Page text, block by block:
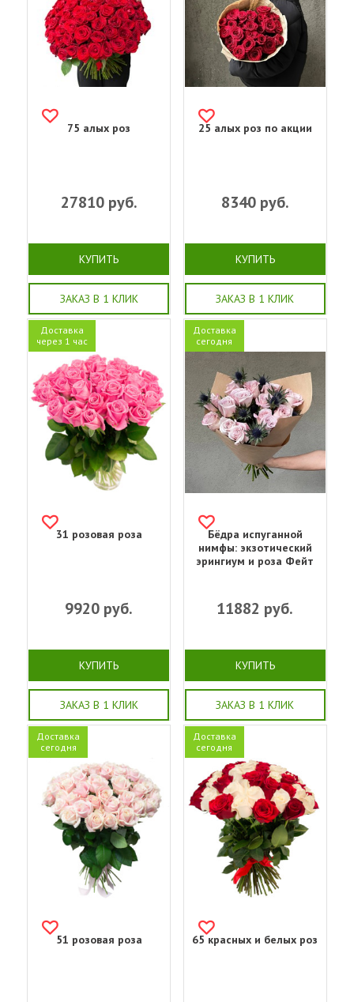
75 алых роз
27810руб.
КУПИТЬ
ЗАКАЗ В 1 КЛИК
25 алых роз по акции
8340руб.
КУПИТЬ
ЗАКАЗ В 1 КЛИК
Доставка
через 1 час
31 розовая роза
9920 руб.
КУПИТЬ
ЗАКАЗ В 1 КЛИК
Доставка
сегодня
Бёдра испуганной
нимфы: экзотический
эрингиум и роза Фейт
11882 руб.
КУПИТЬ
ЗАКАЗ В 1 КЛИК
Доставка
сегодня
51 розовая роза
Доставка
сегодня
65 красных и белых роз